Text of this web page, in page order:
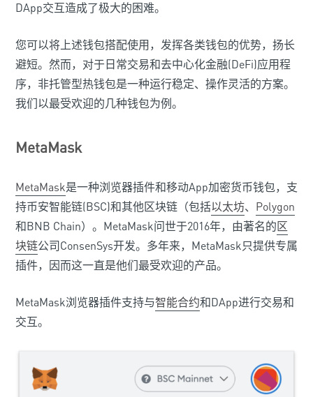
DApp交互造成了极大的困难。
您可以将上述钱包搭配使用，发挥各类钱包的优势，扬长
避短。然而，对于日常交易和去中心化金融(DeFi)应用程
序，非托管型热钱包是一种运行稳定、操作灵活的方案。
我们以最受欢迎的几种钱包为例。
MetaMask
MetaMask是一种浏览器插件和移动App加密货币钱包，支
持币安智能链(BSC)和其他区块链（包括以太坊、 Polygon
和BNB Chain）。MetaMask问世于2016年，由著名的区
块链公司ConsenSys开发。多年来，MetaMask只提供专属
插件，因而这一直是他们最受欢迎的产品。
MetaMask浏览器插件支持与智能合约和DApp进行交易和
交互。